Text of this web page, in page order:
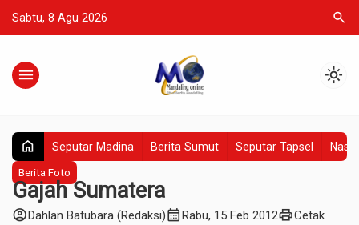
Sabtu, 8 Agu 2026 search
menu light_mode
home Seputar Madina Berita Sumut Seputar Tapsel
Berita Foto
Gajah Sumatera
account_circleDahlan Batubara (Redaksi)calendar_monthRabu, 15 Feb 2012printCetak